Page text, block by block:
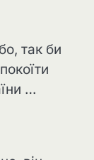
так би
…